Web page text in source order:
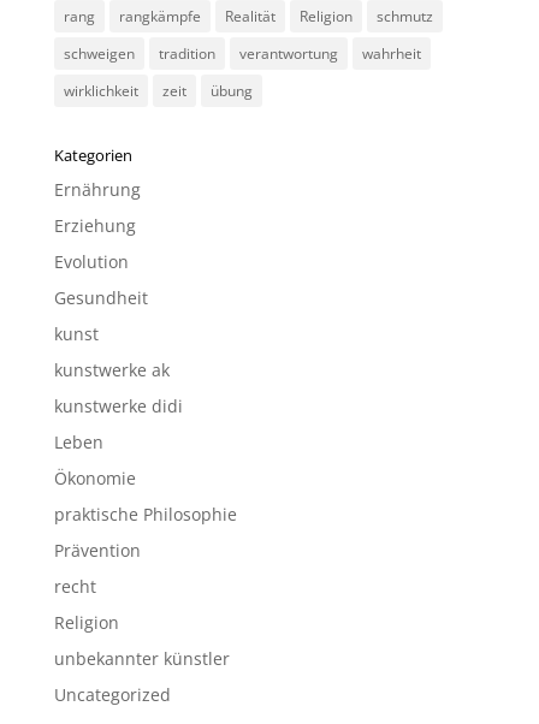
rang
rangkämpfe Realität Religion
schmutz
schweigen
tradition verantwortung
wahrheit
wirklichkeit
zeit übung
Kategorien
Ernährung
Erziehung
Evolution
Gesundheit
kunst
kunstwerke ak
kunstwerke didi
Leben
Ökonomie
praktische Philosophie
Prävention
recht
Religion
unbekannter künstler
Uncategorized